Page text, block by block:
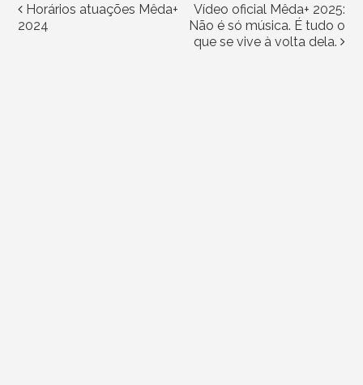
Post navigation
Horários atuações Mêda+
2024
Vídeo oficial Mêda+ 2025:
Não é só música. É tudo o
que se vive à volta dela.